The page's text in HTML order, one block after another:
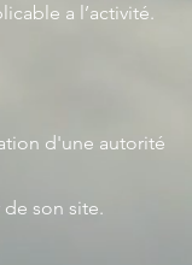
a l’activité.
d'une autorité
son site.